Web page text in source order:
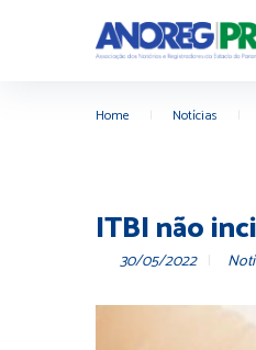
Home Notícias
ITBI não
30/05/2022